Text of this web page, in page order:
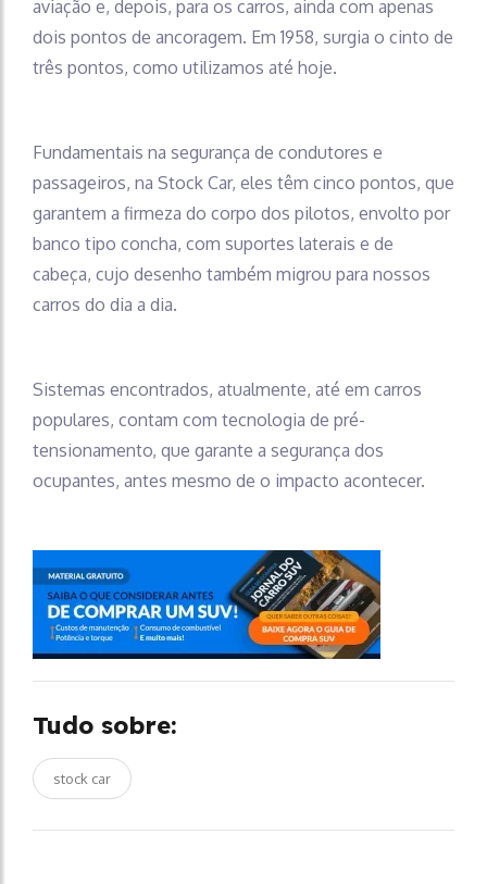
aviação e, depois, para os carros, ainda com apenas
dois pontos de ancoragem. Em 1958, surgia o cinto de
três pontos, como utilizamos até hoje.
Fundamentais na segurança de condutores e
passageiros, na Stock Car, eles têm cinco pontos, que
garantem a firmeza do corpo dos pilotos, envolto por
banco tipo concha, com suportes laterais e de
cabeça, cujo desenho também migrou para nossos
carros do dia a dia.
Sistemas encontrados, atualmente, até em carros
populares, contam com tecnologia de pré-
tensionamento, que garante a segurança dos
ocupantes, antes mesmo de o impacto acontecer.
Tudo sobre:
stock car